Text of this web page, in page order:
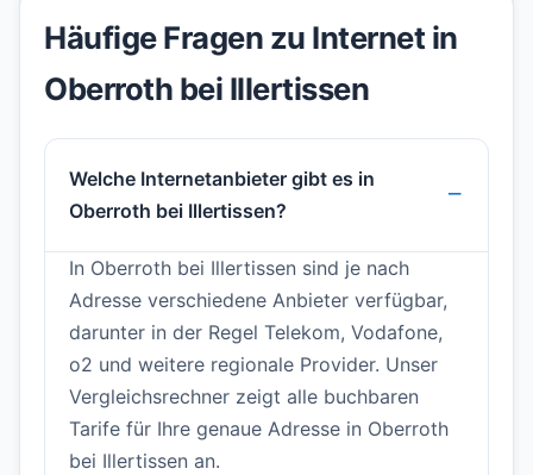
Häufige Fragen zu Internet in
Oberroth bei Illertissen
Welche Internetanbieter gibt es in
Oberroth bei Illertissen?
In Oberroth bei Illertissen sind je nach
Adresse verschiedene Anbieter verfügbar,
darunter in der Regel Telekom, Vodafone,
o2 und weitere regionale Provider. Unser
Vergleichsrechner zeigt alle buchbaren
Tarife für Ihre genaue Adresse in Oberroth
bei Illertissen an.